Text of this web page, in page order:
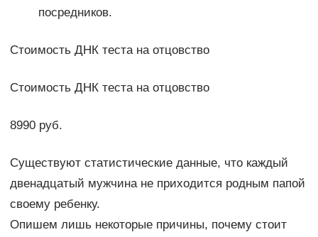
посредников.
Стоимость ДНК теста на отцовство
Стоимость ДНК теста на отцовство
8990 руб.
Существуют статистические данные, что каждый
двенадцатый мужчина не приходится родным папой
своему ребенку.
Опишем лишь некоторые причины, почему стоит